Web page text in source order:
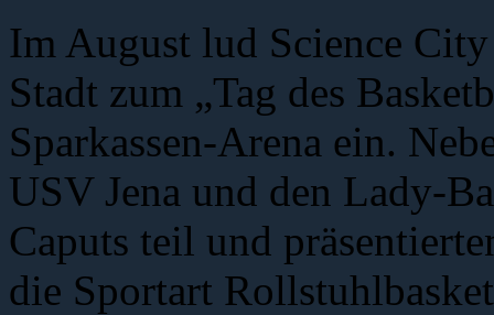
Im August lud Science
Stadt zum „Tag des
Sparkassen-Arena ein.
USV Jena und den Lady-
Caputs teil und
die Sportart